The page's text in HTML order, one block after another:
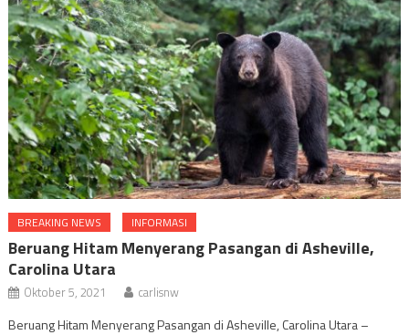
BREAKING NEWS INFORMASI
Beruang Hitam Menyerang Pasangan di Asheville,
Carolina Utara
Oktober 5, 2021 carlisnw
Beruang Hitam Menyerang Pasangan di Asheville, Carolina Utara –